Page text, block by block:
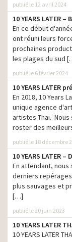
Anthropologie //
publié le 12 avril 2024
10 YEARS LATER –
En ce début
ont réuni leurs
prochaines
les plages du sud
publié le 6 février 2024
10 YEARS LATER
En 2018, 10 Years
unique agence
artistes Thai.
roster des
publié le 18 décembre
10 YEARS LATER
En attendant,
derniers repérages
plus sauvages et
[…]
publié le 20 juin 2023
10 YEARS LATER
10 YEARS LATER